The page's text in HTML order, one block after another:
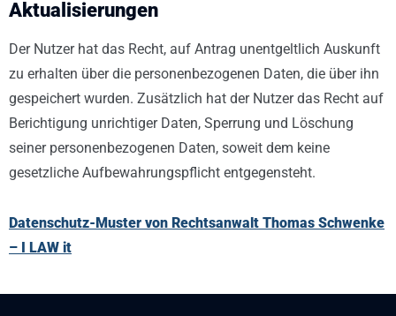
Aktualisierungen
Der Nutzer hat das Recht, auf Antrag unentgeltlich Auskunft
zu erhalten über die personenbezogenen Daten, die über ihn
gespeichert wurden. Zusätzlich hat der Nutzer das Recht auf
Berichtigung unrichtiger Daten, Sperrung und Löschung
seiner personenbezogenen Daten, soweit dem keine
gesetzliche Aufbewahrungspflicht entgegensteht.
Datenschutz-Muster von Rechtsanwalt Thomas Schwenke
– I LAW it